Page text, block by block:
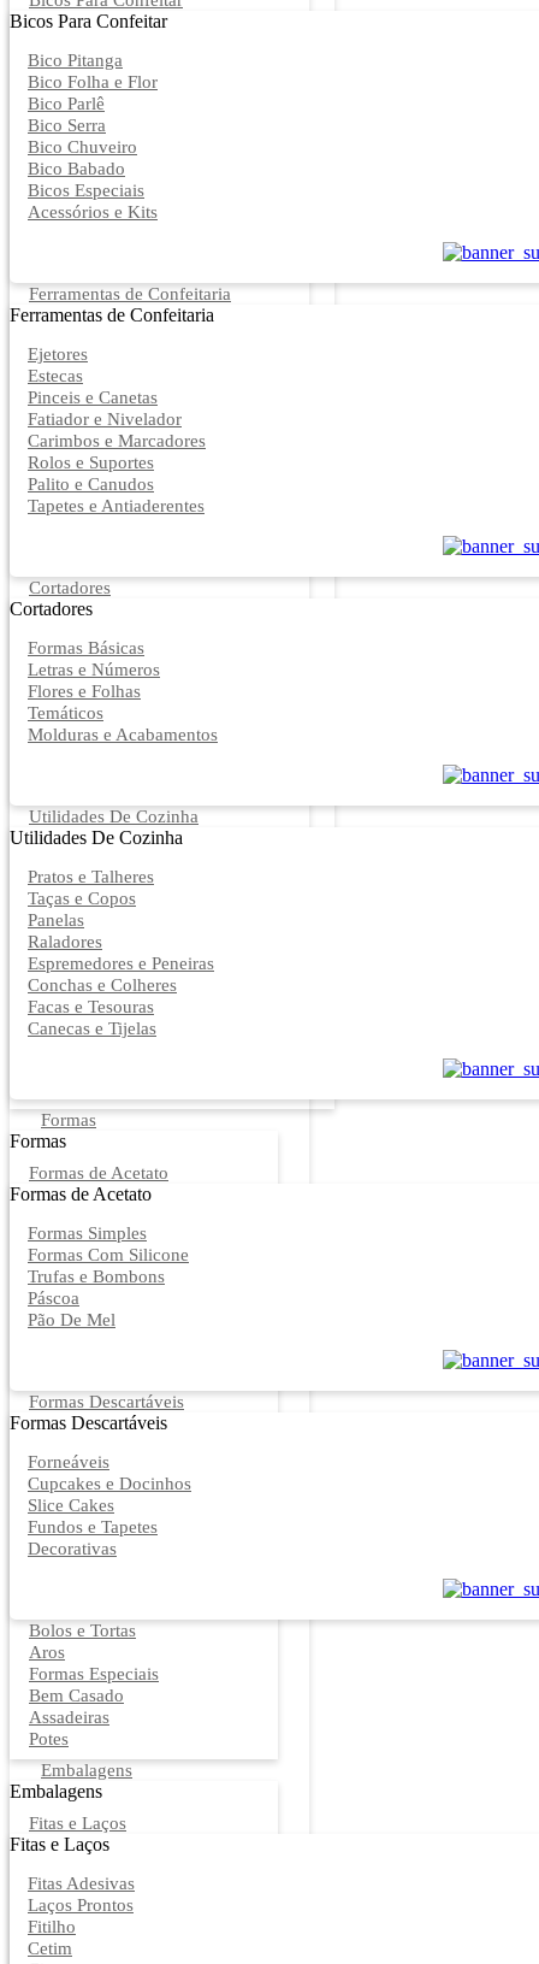
Bicos Para Confeitar
Bico Pitanga
Bico Folha e Flor
Bico Parlê
Bico Serra
Bico Chuveiro
Bico Babado
Bicos Especiais
Acessórios e Kits
Ferramentas de Confeitaria
Ferramentas de Confeitaria
Ejetores
Estecas
Pinceis e Canetas
Fatiador e Nivelador
Carimbos e Marcadores
Rolos e Suportes
Palito e Canudos
Tapetes e Antiaderentes
Cortadores
Cortadores
Formas Básicas
Letras e Números
Flores e Folhas
Temáticos
Molduras e Acabamentos
Utilidades De Cozinha
Utilidades De Cozinha
Pratos e Talheres
Taças e Copos
Panelas
Raladores
Espremedores e Peneiras
Conchas e Colheres
Facas e Tesouras
Canecas e Tijelas
Formas
Formas
Formas de Acetato
Formas de Acetato
Formas Simples
Formas Com Silicone
Trufas e Bombons
Páscoa
Pão De Mel
Formas Descartáveis
Formas Descartáveis
Forneáveis
Cupcakes e Docinhos
Slice Cakes
Fundos e Tapetes
Decorativas
Bolos e Tortas
Aros
Formas Especiais
Bem Casado
Assadeiras
Potes
Embalagens
Embalagens
Fitas e Laços
Fitas e Laços
Fitas Adesivas
Laços Prontos
Fitilho
Cetim